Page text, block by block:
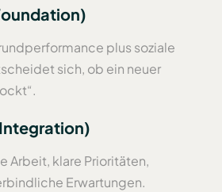
plus soziale
sich, ob ein neuer
Arbeit, klare Prioritäten,
Erwartungen.